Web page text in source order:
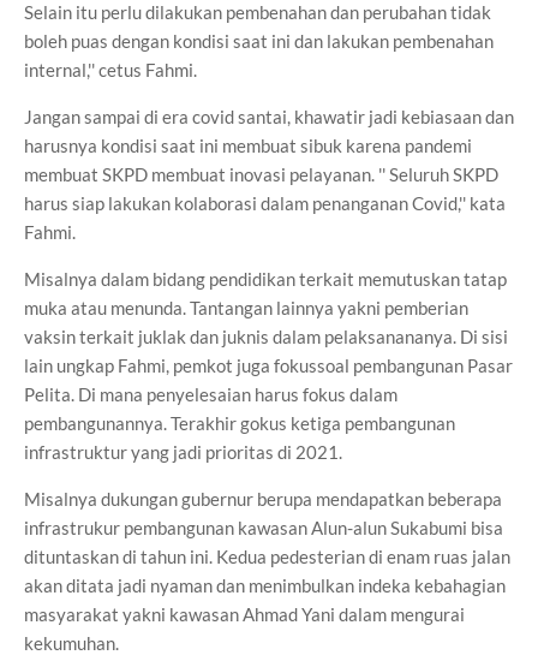
Selain itu perlu dilakukan pembenahan dan perubahan tidak
boleh puas dengan kondisi saat ini dan lakukan pembenahan
internal,'' cetus Fahmi.
Jangan sampai di era covid santai, khawatir jadi kebiasaan dan
harusnya kondisi saat ini membuat sibuk karena pandemi
membuat SKPD membuat inovasi pelayanan. '' Seluruh SKPD
harus siap lakukan kolaborasi dalam penanganan Covid,'' kata
Fahmi.
Misalnya dalam bidang pendidikan terkait memutuskan tatap
muka atau menunda. Tantangan lainnya yakni pemberian
vaksin terkait juklak dan juknis dalam pelaksanananya. Di sisi
lain ungkap Fahmi, pemkot juga fokussoal pembangunan Pasar
Pelita. Di mana penyelesaian harus fokus dalam
pembangunannya. Terakhir gokus ketiga pembangunan
infrastruktur yang jadi prioritas di 2021.
Misalnya dukungan gubernur berupa mendapatkan beberapa
infrastrukur pembangunan kawasan Alun-alun Sukabumi bisa
dituntaskan di tahun ini. Kedua pedesterian di enam ruas jalan
akan ditata jadi nyaman dan menimbulkan indeka kebahagian
masyarakat yakni kawasan Ahmad Yani dalam mengurai
kekumuhan.